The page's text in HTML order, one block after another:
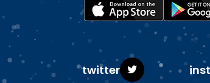
twitter